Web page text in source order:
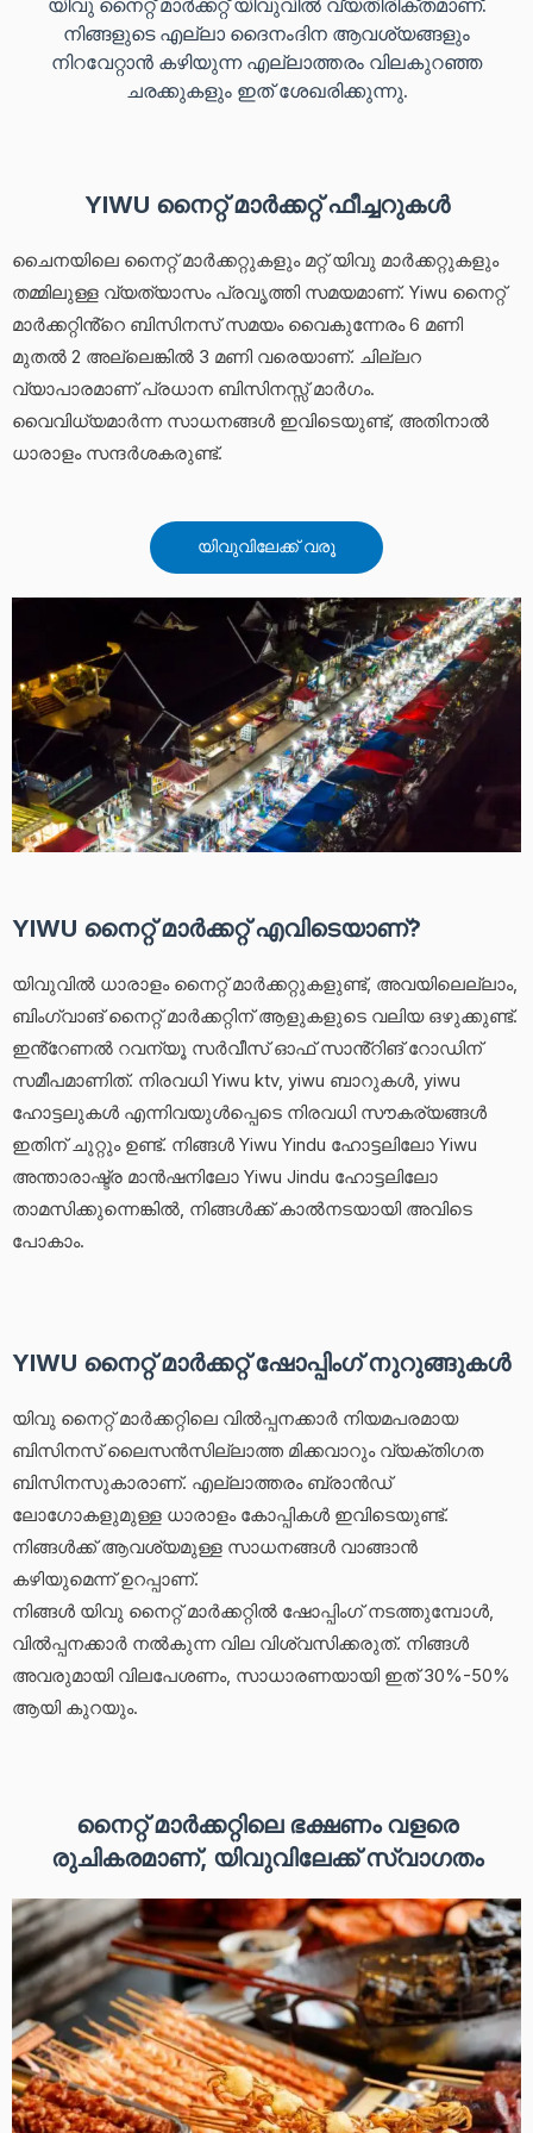
യിവു നൈറ്റ് മാർക്കറ്റ് യിവുവിൽ വ്യതിരിക്തമാണ്.
നിങ്ങളുടെ എല്ലാ ദൈനംദിന ആവശ്യങ്ങളും
നിറവേറ്റാൻ കഴിയുന്ന എല്ലാത്തരം വിലകുറഞ്ഞ
ചരക്കുകളും ഇത് ശേഖരിക്കുന്നു.
YIWU നൈറ്റ് മാർക്കറ്റ് ഫീച്ചറുകൾ
ചൈനയിലെ നൈറ്റ് മാർക്കറ്റുകളും മറ്റ് യിവു മാർക്കറ്റുകളും
തമ്മിലുള്ള വ്യത്യാസം പ്രവൃത്തി സമയമാണ്. Yiwu നൈറ്റ്
മാർക്കറ്റിൻ്റെ ബിസിനസ് സമയം വൈകുന്നേരം 6 മണി
മുതൽ 2 അല്ലെങ്കിൽ 3 മണി വരെയാണ്. ചില്ലറ
വ്യാപാരമാണ് പ്രധാന ബിസിനസ്സ് മാർഗം.
വൈവിധ്യമാർന്ന സാധനങ്ങൾ ഇവിടെയുണ്ട്, അതിനാൽ
ധാരാളം സന്ദർശകരുണ്ട്.
യിവുവിലേക്ക് വരൂ
YIWU നൈറ്റ് മാർക്കറ്റ് എവിടെയാണ്?
യിവുവിൽ ധാരാളം നൈറ്റ് മാർക്കറ്റുകളുണ്ട്, അവയിലെല്ലാം,
ബിംഗ്വാങ് നൈറ്റ് മാർക്കറ്റിന് ആളുകളുടെ വലിയ ഒഴുക്കുണ്ട്.
ഇൻ്റേണൽ റവന്യൂ സർവീസ് ഓഫ് സാൻ്റിങ് റോഡിന്
സമീപമാണിത്. നിരവധി Yiwu ktv, yiwu ബാറുകൾ, yiwu
ഹോട്ടലുകൾ എന്നിവയുൾപ്പെടെ നിരവധി സൗകര്യങ്ങൾ
ഇതിന് ചുറ്റും ഉണ്ട്. നിങ്ങൾ Yiwu Yindu ഹോട്ടലിലോ Yiwu
അന്താരാഷ്ട്ര മാൻഷനിലോ Yiwu Jindu ഹോട്ടലിലോ
താമസിക്കുന്നെങ്കിൽ, നിങ്ങൾക്ക് കാൽനടയായി അവിടെ
പോകാം.
YIWU നൈറ്റ് മാർക്കറ്റ് ഷോപ്പിംഗ് നുറുങ്ങുകൾ
യിവു നൈറ്റ് മാർക്കറ്റിലെ വിൽപ്പനക്കാർ നിയമപരമായ
ബിസിനസ് ലൈസൻസില്ലാത്ത മിക്കവാറും വ്യക്തിഗത
ബിസിനസുകാരാണ്. എല്ലാത്തരം ബ്രാൻഡ്
ലോഗോകളുമുള്ള ധാരാളം കോപ്പികൾ ഇവിടെയുണ്ട്.
നിങ്ങൾക്ക് ആവശ്യമുള്ള സാധനങ്ങൾ വാങ്ങാൻ
കഴിയുമെന്ന് ഉറപ്പാണ്.
നിങ്ങൾ യിവു നൈറ്റ് മാർക്കറ്റിൽ ഷോപ്പിംഗ് നടത്തുമ്പോൾ,
വിൽപ്പനക്കാർ നൽകുന്ന വില വിശ്വസിക്കരുത്. നിങ്ങൾ
അവരുമായി വിലപേശണം, സാധാരണയായി ഇത് 30%-50%
ആയി കുറയും.
നൈറ്റ് മാർക്കറ്റിലെ ഭക്ഷണം വളരെ
രുചികരമാണ്, യിവുവിലേക്ക് സ്വാഗതം